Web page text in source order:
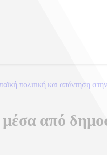
πολιτική και απάντηση
από